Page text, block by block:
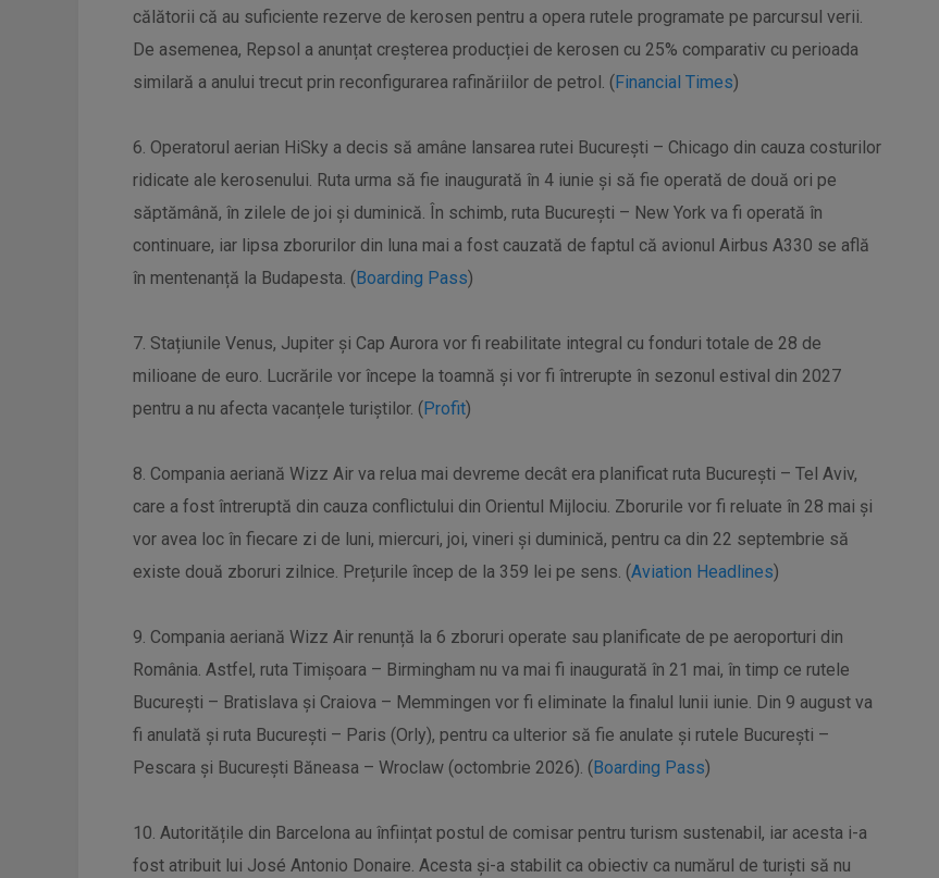
călătorii că au suficiente rezerve de kerosen pentru a opera rutele programate pe parcursul verii.
De asemenea, Repsol a anunțat creșterea producției de kerosen cu 25% comparativ cu perioada
similară a anului trecut prin reconfigurarea rafinăriilor de petrol. (Financial Times)
6. Operatorul aerian HiSky a decis să amâne lansarea rutei București – Chicago din cauza costurilor
ridicate ale kerosenului. Ruta urma să fie inaugurată în 4 iunie și să fie operată de două ori pe
săptămână, în zilele de joi și duminică. În schimb, ruta București – New York va fi operată în
continuare, iar lipsa zborurilor din luna mai a fost cauzată de faptul că avionul Airbus A330 se află
în mentenanță la Budapesta. (Boarding Pass)
7. Stațiunile Venus, Jupiter și Cap Aurora vor fi reabilitate integral cu fonduri totale de 28 de
milioane de euro. Lucrările vor începe la toamnă și vor fi întrerupte în sezonul estival din 2027
pentru a nu afecta vacanțele turiștilor. (Profit)
8. Compania aeriană Wizz Air va relua mai devreme decât era planificat ruta București – Tel Aviv,
care a fost întreruptă din cauza conflictului din Orientul Mijlociu. Zborurile vor fi reluate în 28 mai și
vor avea loc în fiecare zi de luni, miercuri, joi, vineri și duminică, pentru ca din 22 septembrie să
existe două zboruri zilnice. Prețurile încep de la 359 lei pe sens. (Aviation Headlines)
9. Compania aeriană Wizz Air renunță la 6 zboruri operate sau planificate de pe aeroporturi din
România. Astfel, ruta Timișoara – Birmingham nu va mai fi inaugurată în 21 mai, în timp ce rutele
București – Bratislava și Craiova – Memmingen vor fi eliminate la finalul lunii iunie. Din 9 august va
fi anulată și ruta București – Paris (Orly), pentru ca ulterior să fie anulate și rutele București –
Pescara și București Băneasa – Wroclaw (octombrie 2026). (Boarding Pass)
10. Autoritățile din Barcelona au înființat postul de comisar pentru turism sustenabil, iar acesta i-a
fost atribuit lui José Antonio Donaire. Acesta și-a stabilit ca obiectiv ca numărul de turiști să nu